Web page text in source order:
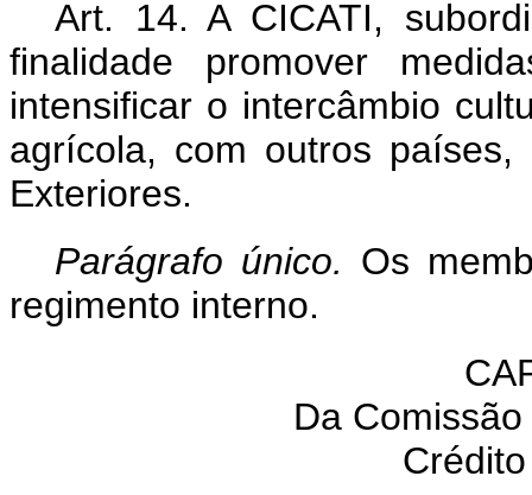
Art. 14. A CICATI,
finalidade promover
intensificar o intercâmbio
agrícola, com outros
Exteriores.
Parágrafo único. Os
regimento interno.
Da